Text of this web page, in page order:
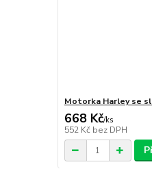
Motorka Harley se
668 Kč/ks
552 Kč bez DPH